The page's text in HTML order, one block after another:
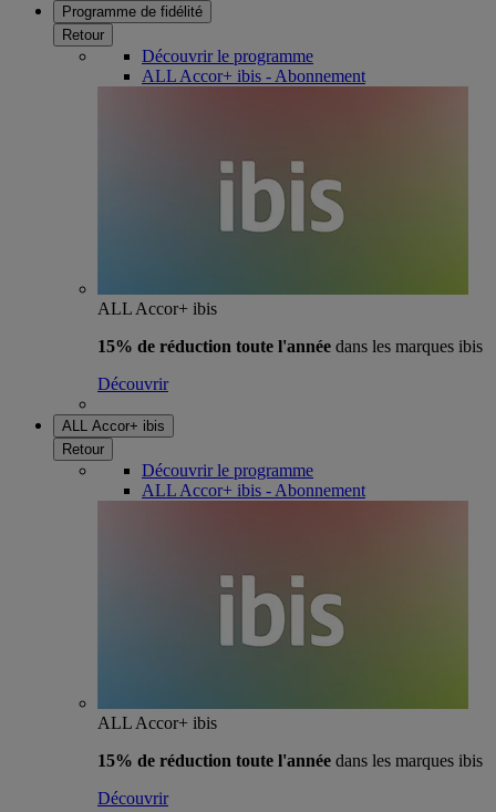
Programme de fidélité
Retour
Découvrir le programme
ALL Accor+ ibis - Abonnement
ALL Accor+ ibis
15% de réduction toute l'année dans les marques ibis
Découvrir
ALL Accor+ ibis
Retour
Découvrir le programme
ALL Accor+ ibis - Abonnement
ALL Accor+ ibis
15% de réduction toute l'année dans les marques ibis
Découvrir